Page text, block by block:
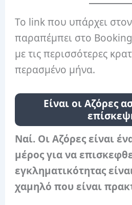
Το link που υπάρχει
παραπέμπει στο
με τις περισσότερες
περασμένο μήνα.
Είναι οι Αζόρες
Ναί. Οι Αζόρες είναι
μέρος για να
εγκληματικότητας
χαμηλό που είναι